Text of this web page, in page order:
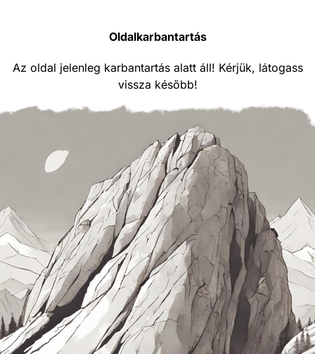
Oldalkarbantartás
Az oldal jelenleg karbantartás alatt áll! Kérjük, látogass
vissza később!